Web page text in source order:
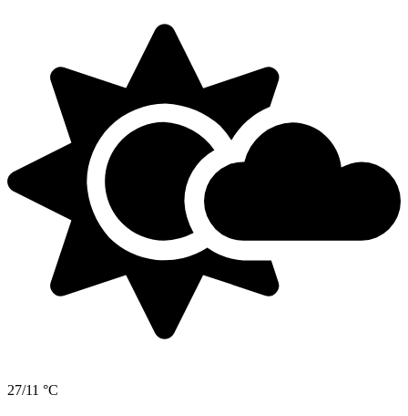
27/11 °C